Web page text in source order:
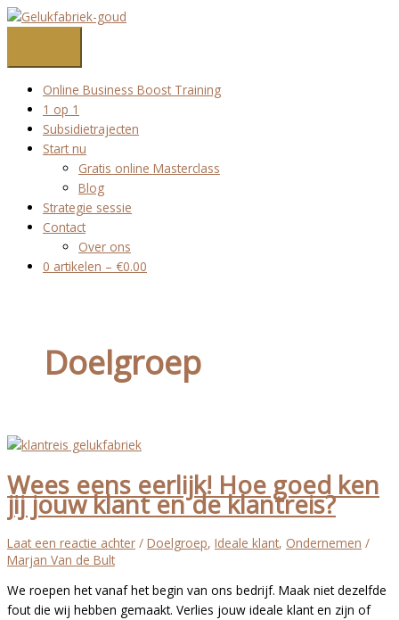
Ga
Online Business Boost Training
1 op 1
Subsidietrajecten
Start nu
Gratis online Masterclass
Blog
Strategie sessie
Contact
Over ons
0 artikelen – €0.00
Doelgroep
Wees eens eerlijk! Hoe goed ken
jij jouw klant en de klantreis?
Laat een reactie achter / Doelgroep, Ideale klant, Ondernemen /
Marjan Van de Bult
We roepen het vanaf het begin van ons bedrijf. Maak niet dezelfde
fout die wij hebben gemaakt. Verlies jouw ideale klant en zijn of